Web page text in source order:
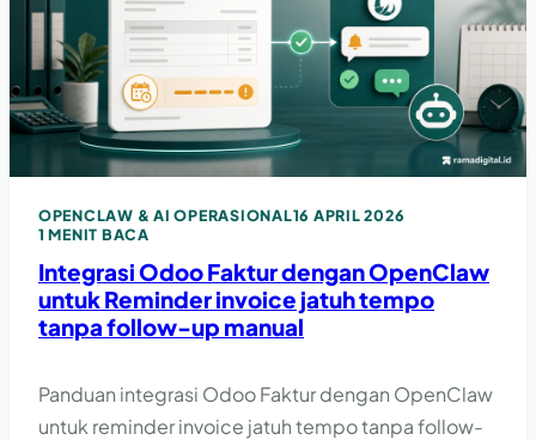
OPENCLAW & AI OPERASIONAL16 APRIL 2026
1 MENIT BACA
Integrasi Odoo Faktur dengan OpenClaw
untuk Reminder invoice jatuh tempo
tanpa follow-up manual
Panduan integrasi Odoo Faktur dengan OpenClaw
untuk reminder invoice jatuh tempo tanpa follow-